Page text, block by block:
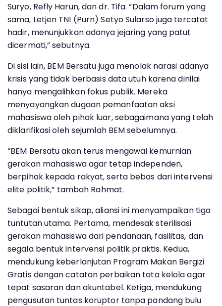
Suryo, Refly Harun, dan dr. Tifa. “Dalam forum yang
sama, Letjen TNI (Purn) Setyo Sularso juga tercatat
hadir, menunjukkan adanya jejaring yang patut
dicermati,” sebutnya.
Di sisi lain, BEM Bersatu juga menolak narasi adanya
krisis yang tidak berbasis data utuh karena dinilai
hanya mengalihkan fokus publik. Mereka
menyayangkan dugaan pemanfaatan aksi
mahasiswa oleh pihak luar, sebagaimana yang telah
diklarifikasi oleh sejumlah BEM sebelumnya.
“BEM Bersatu akan terus mengawal kemurnian
gerakan mahasiswa agar tetap independen,
berpihak kepada rakyat, serta bebas dari intervensi
elite politik,” tambah Rahmat.
Sebagai bentuk sikap, aliansi ini menyampaikan tiga
tuntutan utama. Pertama, mendesak sterilisasi
gerakan mahasiswa dari pendanaan, fasilitas, dan
segala bentuk intervensi politik praktis. Kedua,
mendukung keberlanjutan Program Makan Bergizi
Gratis dengan catatan perbaikan tata kelola agar
tepat sasaran dan akuntabel. Ketiga, mendukung
pengusutan tuntas koruptor tanpa pandang bulu